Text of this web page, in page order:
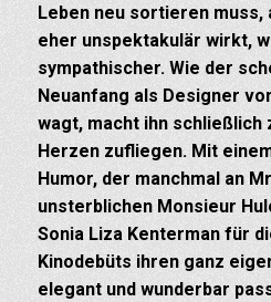
Leben neu sortieren muss,
eher unspektakulär wirkt,
sympathischer. Wie der
Neuanfang als Designer
wagt, macht ihn schließlich
Herzen zufliegen. Mit
Humor, der manchmal an
unsterblichen Monsieur
Sonia Liza Kenterman für
Kinodebüts ihren ganz
elegant und wunderbar